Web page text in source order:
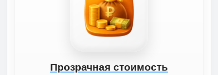
Прозрачная стоимость